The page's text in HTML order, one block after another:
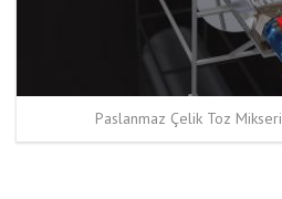
Paslanmaz Çelik Toz Mikseri